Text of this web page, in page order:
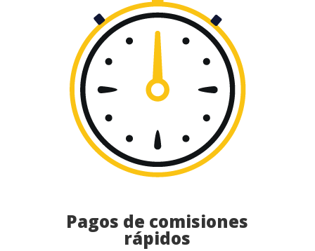
Pagos de comisiones
rápidos